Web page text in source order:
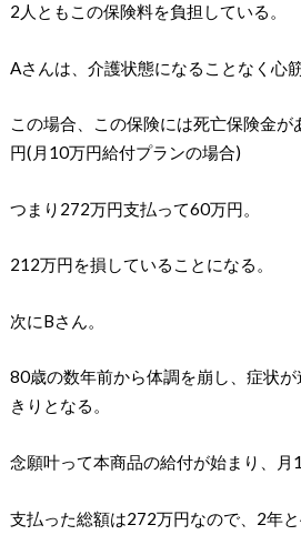
2人ともこの保険料を負担している。
Aさんは、介護状態になることなく心
この場合、この保険には死亡保険金
円(月10万円給付プランの場合)
つまり272万円支払って60万円。
212万円を損していることになる。
次にBさん。
80歳の数年前から体調を崩し、症状
きりとなる。
念願叶って本商品の給付が始まり、月
支払った総額は272万円なので、2年